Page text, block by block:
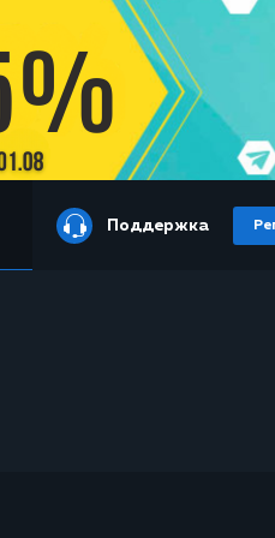
Поддержка